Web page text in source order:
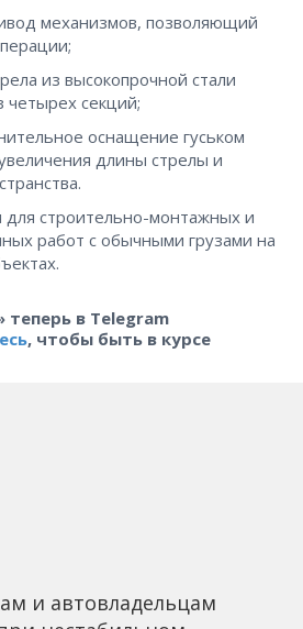
механизмов, позволяющий
из высокопрочной стали
четырех секций;
оснащение гуськом
длины стрелы и
для строительно-монтажных и
работ с обычными грузами на
теперь в Telegram
, чтобы быть в курсе
и автовладельцам